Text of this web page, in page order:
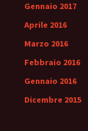
Gennaio 2017
Aprile 2016
Marzo 2016
Febbraio 2016
Gennaio 2016
Dicembre 2015